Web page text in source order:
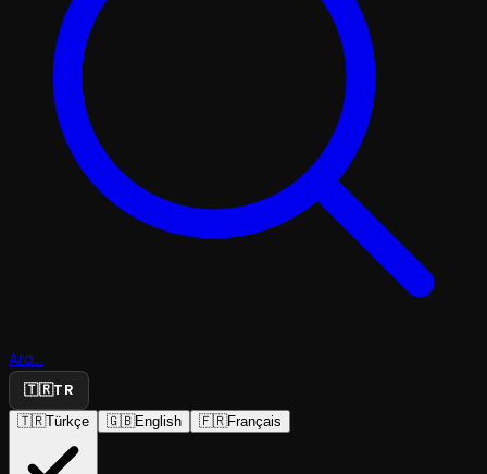
Ara...
🇹🇷TR
🇹🇷Türkçe 🇬🇧English 🇫🇷Français